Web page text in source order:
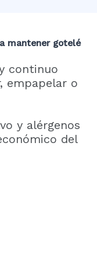
mantener gotelé
continuo
empapelar o
y alérgenos
del